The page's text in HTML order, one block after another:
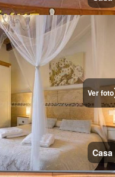
Ver foto
Casa